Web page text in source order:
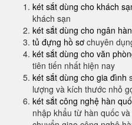
két sắt dùng cho khách
khách sạn
két sắt dùng cho ngân
tủ đựng hồ sơ chuyên
két sắt dùng cho văn
tiên tiến nhất hiện nay
két sắt dùng cho gia đình
lượng và kích thước nhỏ
két sắt công nghệ hàn
nhập khẩu từ hàn quốc